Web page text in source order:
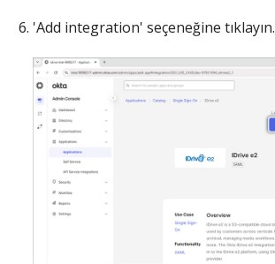
'Add integration' seçeneğine tıklayın.